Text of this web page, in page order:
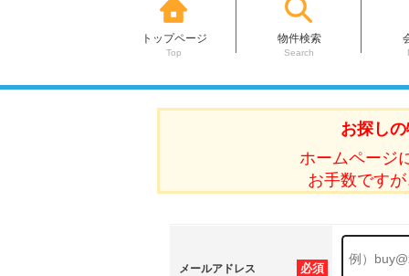
トップページ
Top
物件検索
Search
お探し
ホームページ
お手数です
必須
メールアドレス